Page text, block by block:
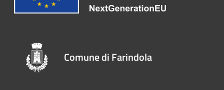
Comune di Farindola